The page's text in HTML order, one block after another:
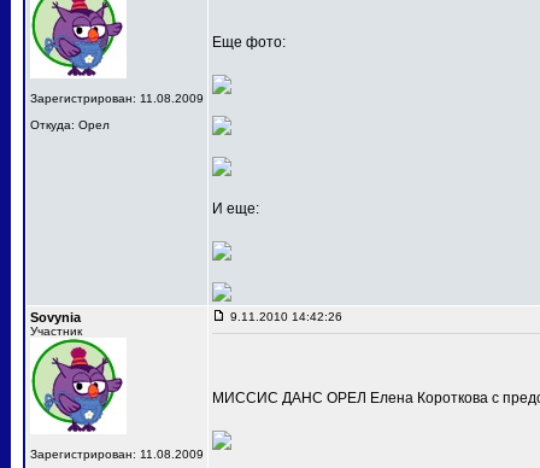
Зарегистрирован: 11.08.2009
Откуда: Орел
Еще фото:
И еще:
Sovynia
Участник
Зарегистрирован: 11.08.2009
9.11.2010 14:42:26
МИССИС ДАНС ОРЕЛ Елена Короткова с